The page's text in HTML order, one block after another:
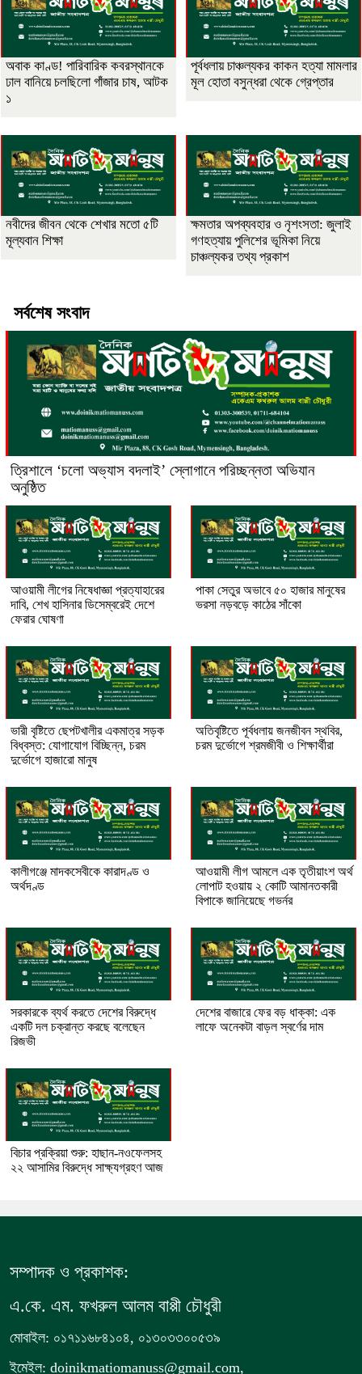
অবাক কাণ্ড! পারিবারিক কবরস্থানকে
ঢাল বানিয়ে চলছিলো গাঁজার চাষ, আটক
১
পূর্বধলায় চাঞ্চল্যকর কাকন হত্যা মামলার
মূল হোতা বসুন্ধরা থেকে গ্রেপ্তার
নবীদের জীবন থেকে শেখার মতো ৫টি
মূল্যবান শিক্ষা
ক্ষমতার অপব্যবহার ও নৃশংসতা: জুলাই
গণহত্যায় পুলিশের ভূমিকা নিয়ে
চাঞ্চল্যকর তথ্য প্রকাশ
সর্বশেষ সংবাদ
‎ত্রিশালে ‘চলো অভ্যাস বদলাই’ স্লোগানে পরিচ্ছন্নতা অভিযান
অনুষ্ঠিত
আওয়ামী লীগের নিষেধাজ্ঞা প্রত্যাহারের
দাবি, শেখ হাসিনার ডিসেম্বরেই দেশে
ফেরার ঘোষণা
পাকা সেতুর অভাবে ৫০ হাজার মানুষের
ভরসা নড়বড়ে কাঠের সাঁকো
ভারী বৃষ্টিতে ছেপটখালীর একমাত্র সড়ক
বিধ্বস্ত: যোগাযোগ বিচ্ছিন্ন, চরম
দুর্ভোগে হাজারো মানুষ
অতিবৃষ্টিতে পূর্বধলায় জনজীবন স্থবির,
চরম দুর্ভোগে শ্রমজীবী ও শিক্ষার্থীরা
কালীগঞ্জে মাদকসেবীকে কারাদণ্ড ও
অর্থদণ্ড
আওয়ামী লীগ আমলে এক তৃতীয়াংশ অর্থ
লোপাট হওয়ায় ২ কোটি আমানতকারী
বিপাকে জানিয়েছে গভর্নর
সরকারকে ব্যর্থ করতে দেশের বিরুদ্ধে
একটি দল চক্রান্ত করছে বলেছেন
রিজভী
দেশের বাজারে ফের বড় ধাক্কা: এক
লাফে অনেকটা বাড়ল স্বর্ণের দাম
বিচার প্রক্রিয়া শুরু: হাছান-নওফেলসহ
২২ আসামির বিরুদ্ধে সাক্ষ্যগ্রহণ আজ
সম্পাদক ও প্রকাশক:
এ.কে. এম. ফখরুল আলম বাপ্পী চৌধুরী
মোবাইল: ০১৭১১৬৮৪১০৪, ০১৩০৩৩০০৫৩৯
ইমেইল: doinikmatiomanuss@gmail.com,